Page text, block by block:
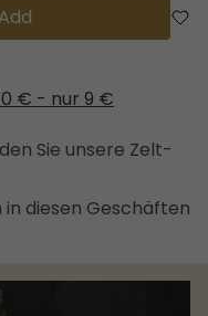
€ - nur 9 €
Sie unsere Zelt-
diesen Geschäften